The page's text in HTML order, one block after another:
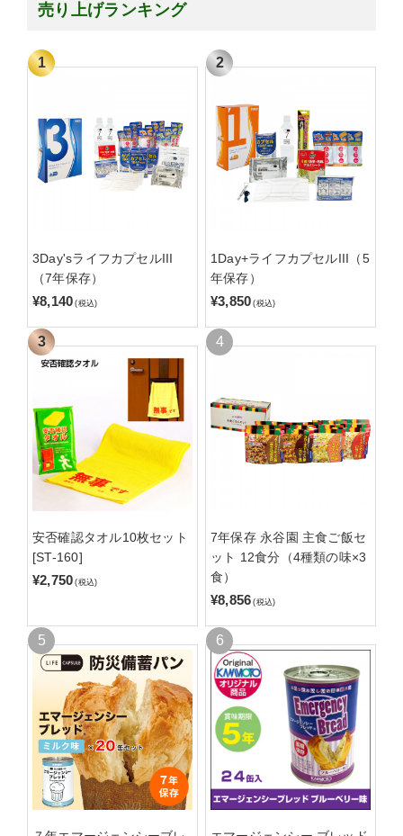
売り上げランキング
3Day'sライフカプセルIII
（7年保存）
¥8,140 (税込)
1Day+ライフカプセルIII（5
年保存）
¥3,850 (税込)
安否確認タオル10枚セット
[ST-160]
¥2,750 (税込)
7年保存 永谷園 主食ご飯セ
ット 12食分（4種類の味×3
食）
¥8,856 (税込)